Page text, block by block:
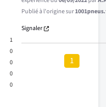
1
0
0
0
0
Publié à l'origine sur
Signaler
1